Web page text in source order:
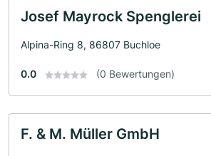
Josef Mayrock Spenglerei
Alpina-Ring 8, 86807 Buchloe
0.0 (0 Bewertungen)
F. & M. Müller GmbH